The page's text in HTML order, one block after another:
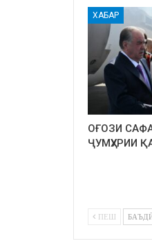
ХАБАР
ОҒОЗИ
ҶУМҲУРИИ
ПЕШ